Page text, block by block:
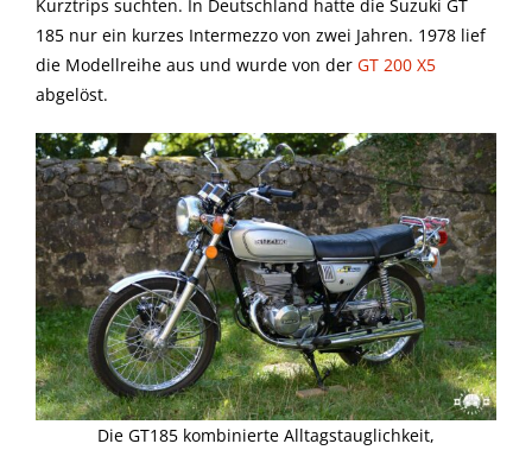
Kurztrips suchten. In Deutschland hatte die Suzuki GT
185 nur ein kurzes Intermezzo von zwei Jahren. 1978 lief
die Modellreihe aus und wurde von der GT 200 X5
abgelöst.
Die GT185 kombinierte Alltagstauglichkeit,